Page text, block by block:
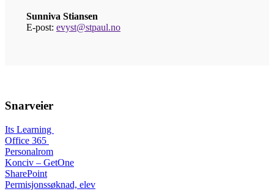
Sunniva Stiansen
E-post: evyst@stpaul.no
Snarveier
Its Learning
Office 365
Personalrom
Konciv – GetOne
SharePoint
Permisjonssøknad, elev